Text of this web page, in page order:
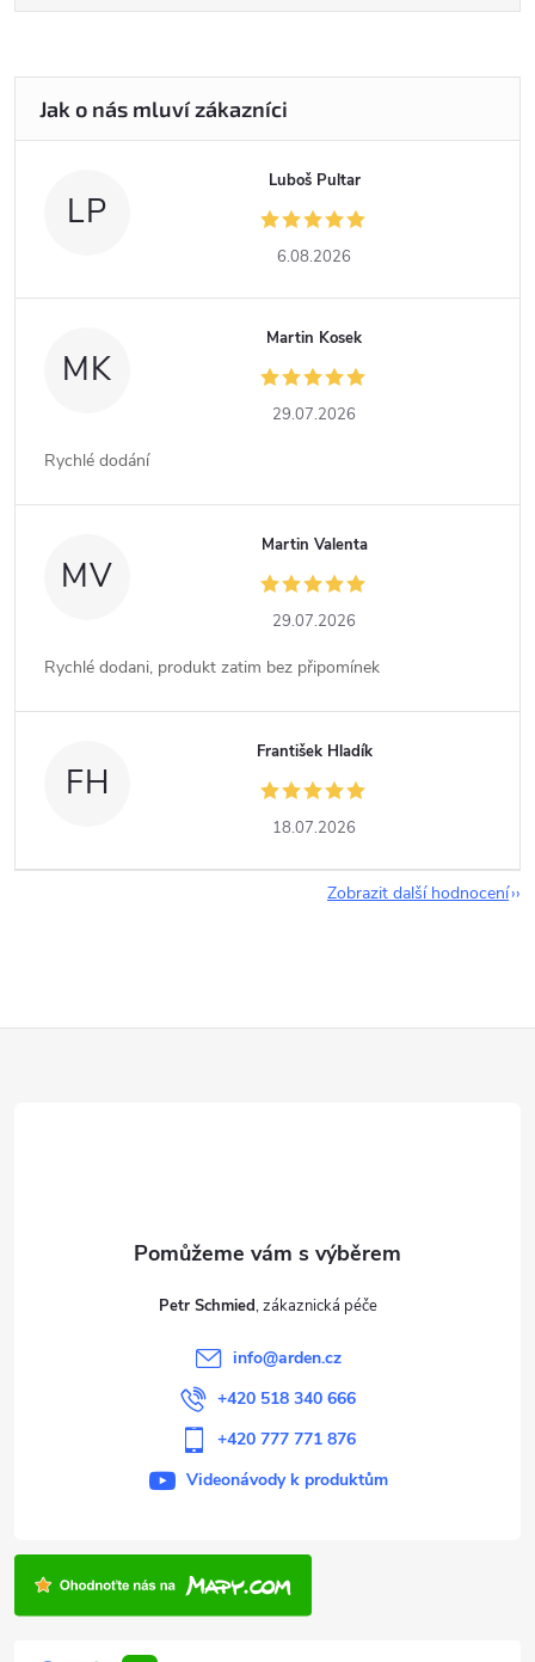
LP
Luboš Pultar
6.08.2026
MK
Martin Kosek
29.07.2026
Rychlé dodání
MV
Martin Valenta
29.07.2026
Rychlé dodani, produkt zatim bez připomínek
FH
František Hladík
18.07.2026
Zobrazit další hodnocení
Petr Schmied
info@arden.cz
+420 518 340 666
+420 777 771 876
Videonávody k produktům